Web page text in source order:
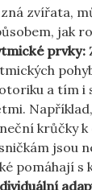
zvířata,
jak
prvky:
a tím i
krůčky k
jsou
pomáhají s